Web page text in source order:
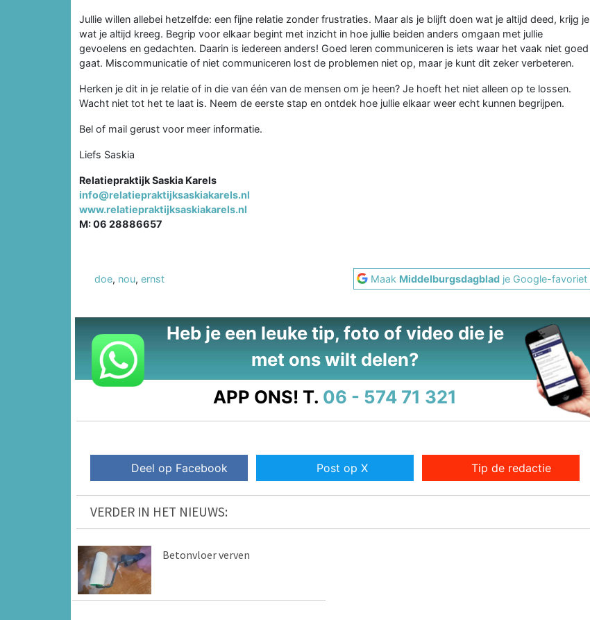
Jullie willen allebei hetzelfde: een fijne relatie zonder frustraties. Maar als je blijft doen wat je altijd deed, krijg je
wat je altijd kreeg. Begrip voor elkaar begint met inzicht in hoe jullie beiden anders omgaan met jullie
gevoelens en gedachten. Daarin is iedereen anders! Goed leren communiceren is iets waar het vaak niet goed
gaat. Miscommunicatie of niet communiceren lost de problemen niet op, maar je kunt dit zeker verbeteren.
Herken je dit in je relatie of in die van één van de mensen om je heen? Je hoeft het niet alleen op te lossen.
Wacht niet tot het te laat is. Neem de eerste stap en ontdek hoe jullie elkaar weer echt kunnen begrijpen.
Bel of mail gerust voor meer informatie.
Liefs Saskia
Relatiepraktijk Saskia Karels
info@relatiepraktijksaskiakarels.nl
www.relatiepraktijksaskiakarels.nl
M: 06 28886657
doe, nou, ernst Maak Middelburgsdagblad je Google-favoriet
Heb je een leuke tip, foto of video die je
met ons wilt delen?
APP ONS! T. 06 - 574 71 321
Deel op Facebook Post op X Tip de redactie
VERDER IN HET NIEUWS:
Betonvloer verven